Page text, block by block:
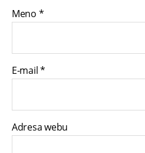
Meno *
E-mail*
Adresa webu